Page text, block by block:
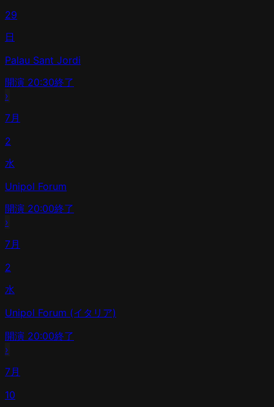
29
日
Palau Sant Jordi
開演 20:30終了
›
7月
2
水
Unipol Forum
開演 20:00終了
›
7月
2
水
Unipol Forum (イタリア)
開演 20:00終了
›
7月
10